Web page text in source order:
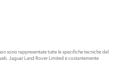
sono rappresentate tutte le specifiche tecniche del
Jaguar Land Rover Limited è costantemente